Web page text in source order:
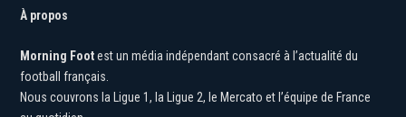
À propos
Morning Foot
est un média indépendant consacré à l’actualité du
football français.
Nous couvrons la Ligue 1, la Ligue 2, le Mercato et l’équipe de France